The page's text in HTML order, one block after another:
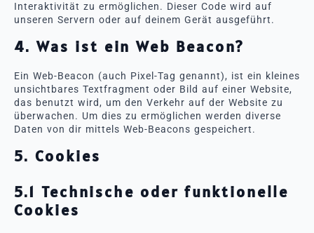
Interaktivität zu ermöglichen. Dieser Code wird auf
unseren Servern oder auf deinem Gerät ausgeführt.
4. Was ist ein Web Beacon?
Ein Web-Beacon (auch Pixel-Tag genannt), ist ein kleines
unsichtbares Textfragment oder Bild auf einer Website,
das benutzt wird, um den Verkehr auf der Website zu
überwachen. Um dies zu ermöglichen werden diverse
Daten von dir mittels Web-Beacons gespeichert.
5. Cookies
5.1 Technische oder funktionelle
Cookies